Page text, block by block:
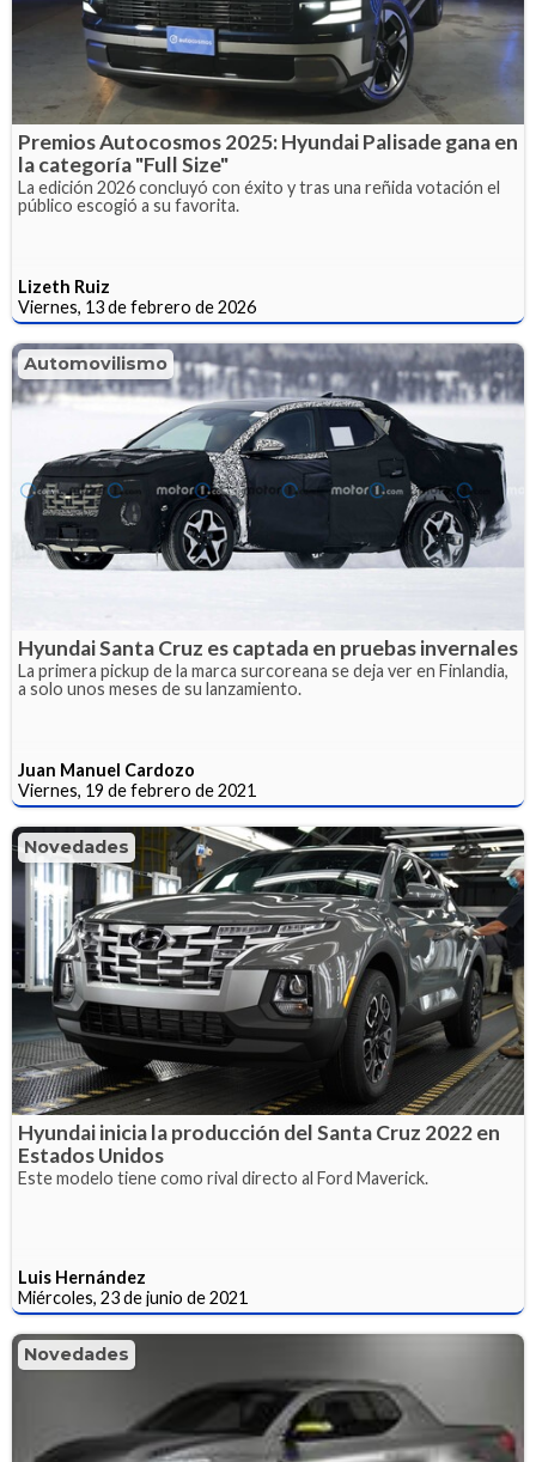
Premios Autocosmos 2025: Hyundai Palisade gana en
la categoría "Full Size"
La edición 2026 concluyó con éxito y tras una reñida votación el
público escogió a su favorita.
Lizeth Ruiz
Viernes, 13 de febrero de 2026
Automovilismo
Hyundai Santa Cruz es captada en pruebas invernales
La primera pickup de la marca surcoreana se deja ver en Finlandia,
a solo unos meses de su lanzamiento.
Juan Manuel Cardozo
Viernes, 19 de febrero de 2021
Novedades
Hyundai inicia la producción del Santa Cruz 2022 en
Estados Unidos
Este modelo tiene como rival directo al Ford Maverick.
Luis Hernández
Miércoles, 23 de junio de 2021
Novedades